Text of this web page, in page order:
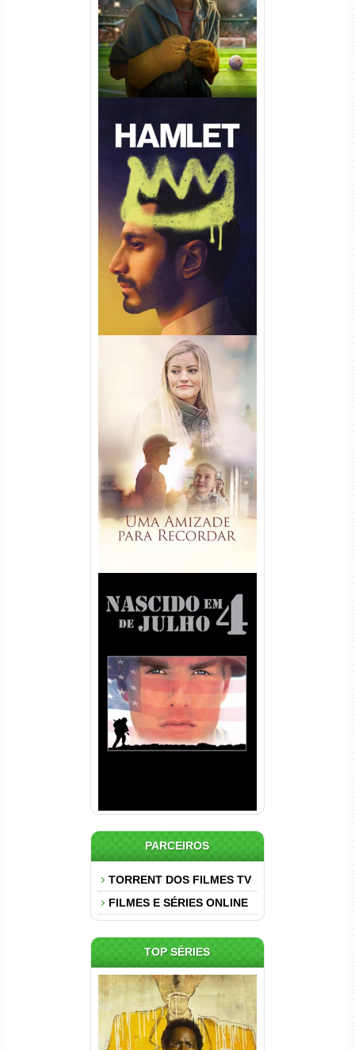
Hamlet Torrent (2026) WEB-
DL 1080p Dual Áudio
Uma Amizade para Recordar
Torrent (2025) WEB-DL 1080p
Dual Áudio
Nascido em 4 de Julho
Torrent (1989) WEB-DL 1080p
Dual Áudio
PARCEIROS
TORRENT DOS FILMES TV
FILMES E SÉRIES ONLINE
TOP SÉRIES